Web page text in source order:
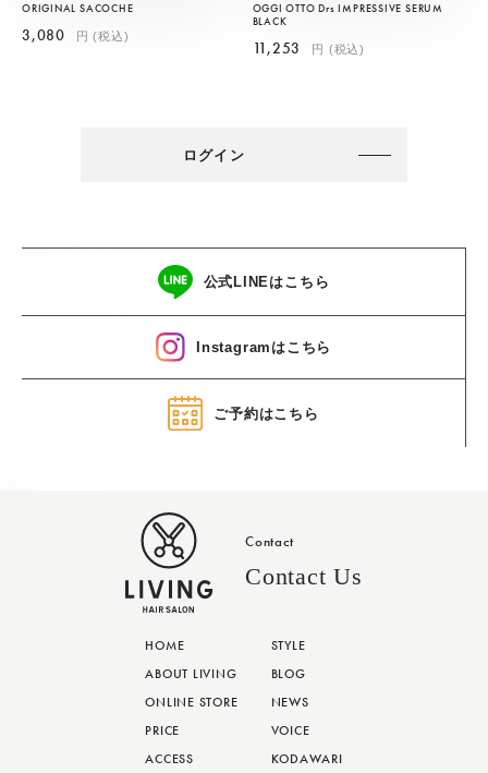
ORIGINAL SACOCHE
3,080 円 (税込)
OGGI OTTO Drs IMPRESSIVE SERUM
BLACK
11,253 円 (税込)
ログイン
公式LINEはこちら
Instagramはこちら
ご予約はこちら
Contact
Contact Us
HOME
ABOUT LIVING
ONLINE STORE
PRICE
ACCESS
STYLE
BLOG
NEWS
VOICE
KODAWARI